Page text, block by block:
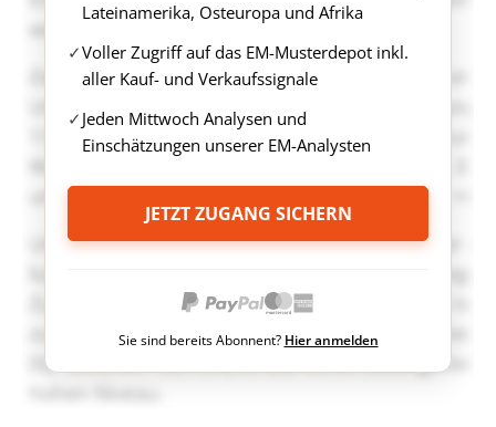
Lateinamerika, Osteuropa und Afrika
Voller Zugriff auf das EM-Musterdepot inkl.
aller Kauf- und Verkaufssignale
Jeden Mittwoch Analysen und
Einschätzungen unserer EM-Analysten
JETZT ZUGANG SICHERN
Sie sind bereits Abonnent? Hier anmelden